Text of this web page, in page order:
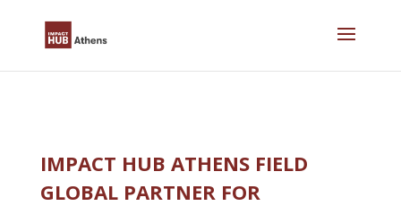
IMPACT HUB ATHENS FIELD
GLOBAL PARTNER FOR